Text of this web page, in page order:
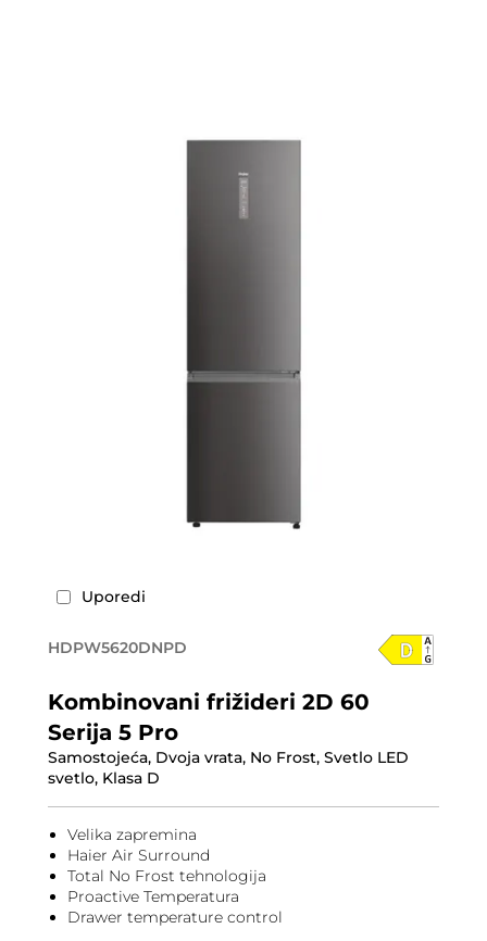
Uporedi
HDPW5620DNPD
Kombinovani frižideri 2D 60
Serija 5 Pro
Samostojeća, Dvoja vrata, No Frost, Svetlo LED
svetlo, Klasa D
Velika zapremina
Haier Air Surround
Total No Frost tehnologija
Proactive Temperatura
Drawer temperature control